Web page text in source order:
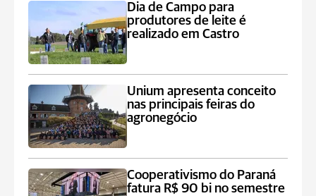
Dia de Campo para
produtores de leite é
realizado em Castro
Unium apresenta conceito
nas principais feiras do
agronegócio
Cooperativismo do Paraná
fatura R$ 90 bi no semestre